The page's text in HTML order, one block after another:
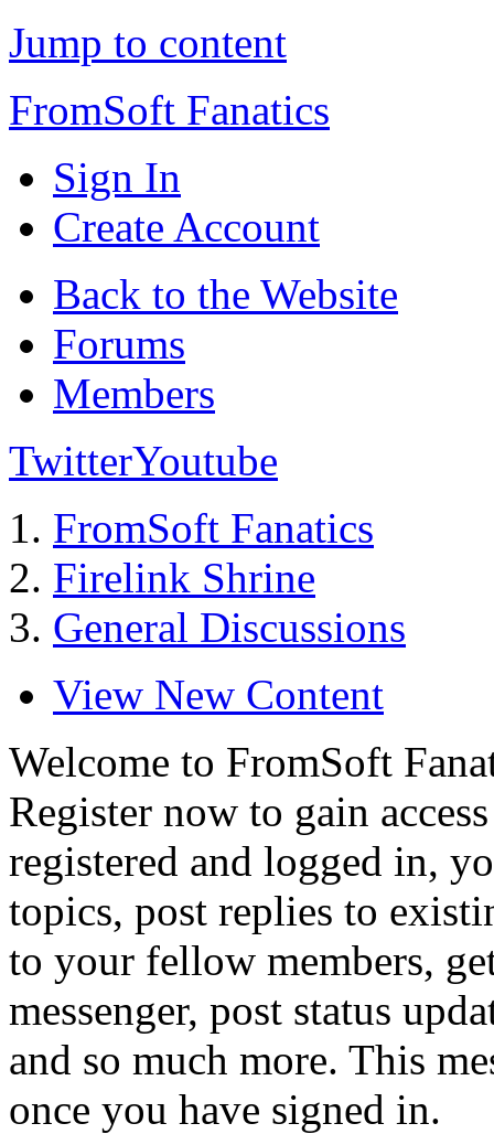
Jump to content
FromSoft Fanatics
Sign In
Create Account
Back to the Website
Forums
Members
TwitterYoutube
FromSoft Fanatics
Firelink Shrine
General Discussions
View New Content
Welcome to FromSoft
Register now to gain
registered and logged in,
topics, post replies to
to your fellow members,
messenger, post status
and so much more. This
once you have signed in.